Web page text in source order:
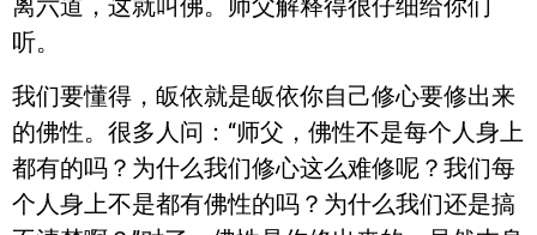
离六道，这就叫佛。师父解释得很仔细给你们
听。
我们要懂得，皈依就是皈依你自己修心要修出来
的佛性。很多人问：“师父，佛性不是每个人身上
都有的吗？为什么我们修心这么难修呢？我们每
个人身上不是都有佛性的吗？为什么我们还是搞